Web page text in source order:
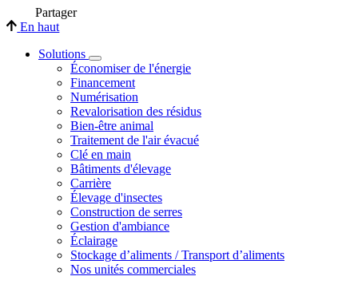
Partager
En haut
Solutions
Économiser de l'énergie
Financement
Numérisation
Revalorisation des résidus
Bien-être animal
Traitement de l'air évacué
Clé en main
Bâtiments d'élevage
Carrière
Élevage d'insectes
Construction de serres
Gestion d'ambiance
Éclairage
Stockage d’aliments / Transport d’aliments
Nos unités commerciales